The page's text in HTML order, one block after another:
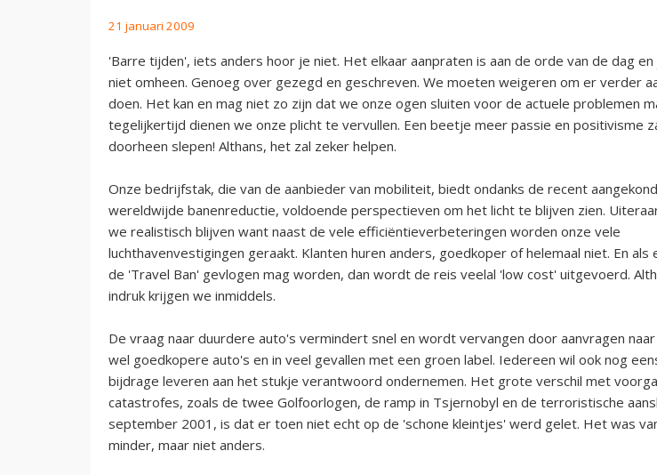
21 januari 2009
'Barre tijden', iets anders hoor je niet. Het elkaar aanpraten is aan de orde van de dag
niet omheen. Genoeg over gezegd en geschreven. We moeten weigeren om er verder
doen. Het kan en mag niet zo zijn dat we onze ogen sluiten voor de actuele problemen
tegelijkertijd dienen we onze plicht te vervullen. Een beetje meer passie en positivisme
doorheen slepen! Althans, het zal zeker helpen.
Onze bedrijfstak, die van de aanbieder van mobiliteit, biedt ondanks de recent
wereldwijde banenreductie, voldoende perspectieven om het licht te blijven zien.
we realistisch blijven want naast de vele efficiëntieverbeteringen worden onze vele
luchthavenvestigingen geraakt. Klanten huren anders, goedkoper of helemaal niet. En als
de 'Travel Ban' gevlogen mag worden, dan wordt de reis veelal 'low cost' uitgevoerd.
indruk krijgen we inmiddels.
De vraag naar duurdere auto's vermindert snel en wordt vervangen door aanvragen
wel goedkopere auto's en in veel gevallen met een groen label. Iedereen wil ook nog
bijdrage leveren aan het stukje verantwoord ondernemen. Het grote verschil met
catastrofes, zoals de twee Golfoorlogen, de ramp in Tsjernobyl en de terroristische
september 2001, is dat er toen niet echt op de 'schone kleintjes' werd gelet. Het was
minder, maar niet anders.